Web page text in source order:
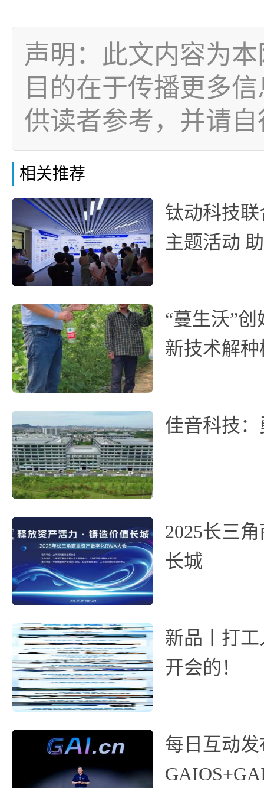
声明：此文内容为
目的在于传播更多
供读者参考，并请
相关推荐
钛动科技
主题活动
“蔓生沃”
新技术解
佳音科技
2025长三
长城
新品丨打工
开会的！
每日互动